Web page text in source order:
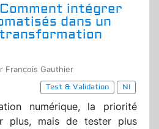
intégrer
dans un
Francois Gauthier
Test & Validation
NI
numérique, la priorité
plus, mais de tester plus